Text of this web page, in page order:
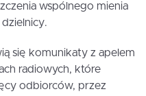
wspólnego mienia
się komunikaty z apelem
radiowych, które
odbiorców, przez